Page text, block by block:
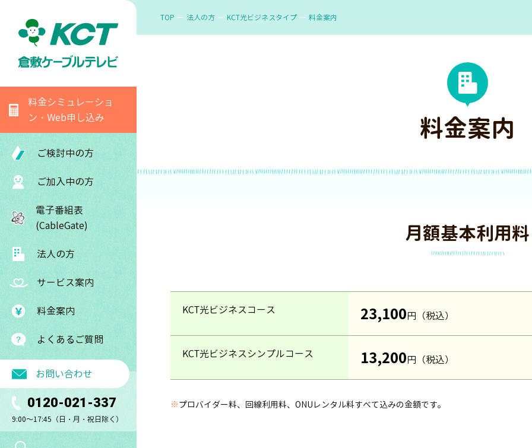
料金シミュレーショ
ン・Web申し込み
ご検討中の方
ご加入中の方
電子番組表
(CableGate)
法人の方
サービス案内
料金案内
よくあるご質問
お問い合わせ
0120-021-337
9:00～17:45（日・月・祝日除く）
TOP 法人の方 KCT光ビジネスタイプ 料金案内
料金案内
月額基本利用料
KCT光ビジネスコース 23,100円（税込）
KCT光ビジネスシンプルコース 13,200円（税込）
※プロバイダー料、回線利用料、ONUレンタル料すべて込みの金額です。